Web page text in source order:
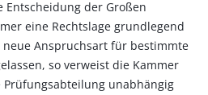
Entscheidung der Großen
eine Rechtslage grundlegend
Anspruchsart für bestimmte
so verweist die Kammer
Prüfungsabteilung unabhängig